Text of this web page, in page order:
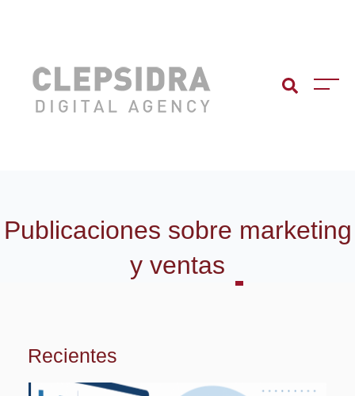
Publicaciones sobre marketing
y ventas
Recientes